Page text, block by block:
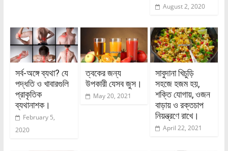
August 2, 2020
সর্ব-অঙ্গে ব্যথা? যে
পদ্ধতি ও খাবারগুলি
প্রাকৃতিক
ব্যথানাশক।
February 5,
2020
ত্বকের জন্য
উপকারী যেসব জুস।
May 20, 2021
সাবুদানা খিচুড়ি
সহজে হজম হয়,
শক্তি যোগায়, ওজন
বাড়ায় ও রক্তচাপ
নিয়ন্ত্রণে রাখে।
April 22, 2021